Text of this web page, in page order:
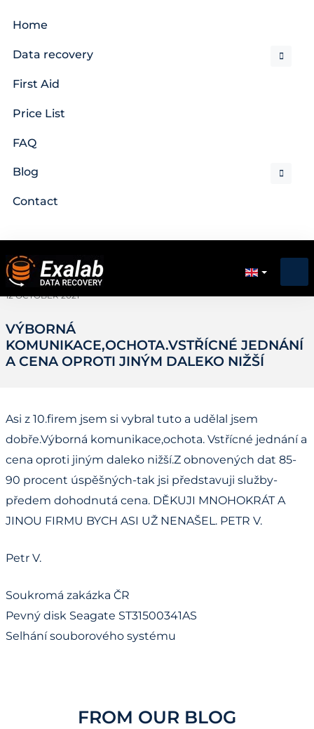
Home
Data recovery
First Aid
Price List
FAQ
Blog
Contact
12 OCTOBER 2021
VÝBORNÁ
KOMUNIKACE,OCHOTA.VSTŘÍCNÉ JEDNÁNÍ
A CENA OPROTI JINÝM DALEKO NIŽŠÍ
Asi z 10.firem jsem si vybral tuto a udělal jsem
dobře.Výborná komunikace,ochota. Vstřícné jednání a
cena oproti jiným daleko nižší.Z obnovených dat 85-
90 procent úspěšných-tak jsi představuji služby-
předem dohodnutá cena. DĚKUJI MNOHOKRÁT A
JINOU FIRMU BYCH ASI UŽ NENAŠEL. PETR V.
Petr V.
Soukromá zakázka ČR
Pevný disk Seagate ST31500341AS
Selhání souborového systému
FROM OUR BLOG